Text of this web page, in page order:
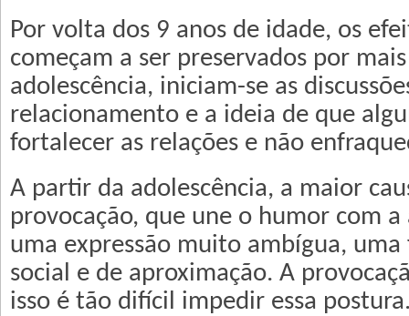
Por volta dos 9 anos de idade, os
começam a ser preservados por
adolescência, iniciam-se as
relacionamento e a ideia de que
fortalecer as relações e não
A partir da adolescência, a maior
provocação, que une o humor com a
uma expressão muito ambígua,
social e de aproximação. A
isso é tão difícil impedir essa